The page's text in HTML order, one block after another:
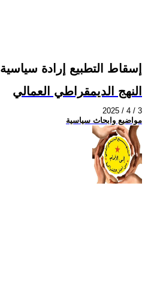
إسقاط التطبيع إرادة سياسية
النهج الديمقراطي العمالي
2025 / 4 / 3
مواضيع وابحاث سياسية